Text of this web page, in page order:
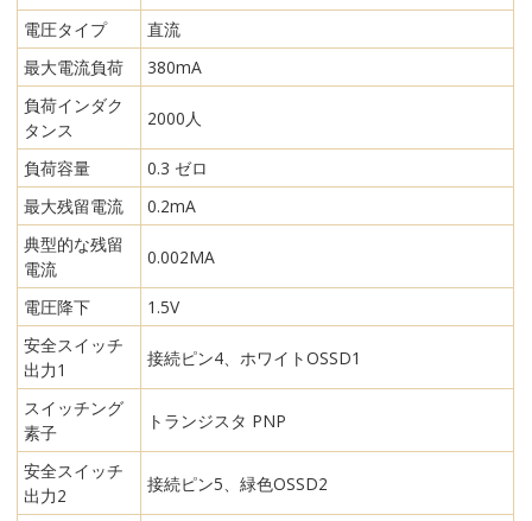
電圧タイプ
直流
最大電流負荷
380mA
負荷インダク
タンス
2000人
負荷容量
0.3 ゼロ
最大残留電流
0.2mA
典型的な残留
電流
0.002MA
電圧降下
1.5V
安全スイッチ
出力1
接続ピン4、ホワイトOSSD1
スイッチング
素子
トランジスタ PNP
安全スイッチ
出力2
接続ピン5、緑色OSSD2